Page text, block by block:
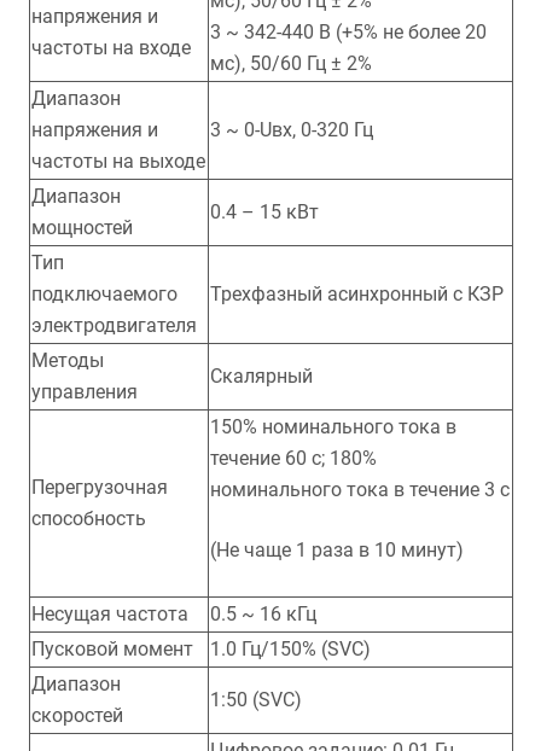
напряжения и
частоты на входе
3 ~ 342-440 В (+5% не более 20
мс), 50/60 Гц ± 2%
Диапазон
напряжения и
частоты на выходе
3 ~ 0-Uвх, 0-320 Гц
Диапазон
мощностей
0.4 – 15 кВт
Тип
подключаемого
электродвигателя
Трехфазный асинхронный с КЗР
Методы
управления
Скалярный
Перегрузочная
способность
150% номинального тока в
течение 60 с; 180%
номинального тока в течение 3 с
(Не чаще 1 раза в 10 минут)
Несущая частота
0.5 ~ 16 кГц
Пусковой момент
1.0 Гц/150% (SVC)
Диапазон
скоростей
1:50 (SVC)